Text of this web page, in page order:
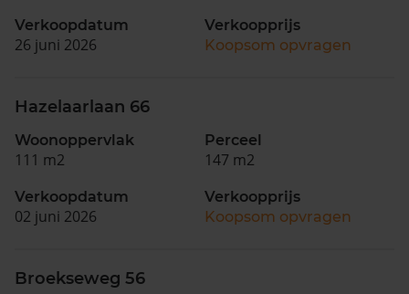
Verkoopdatum
26 juni 2026
Verkoopprijs
Koopsom opvragen
Hazelaarlaan 66
Woonoppervlak
111 m2
Perceel
147 m2
Verkoopdatum
02 juni 2026
Verkoopprijs
Koopsom opvragen
Broekseweg 56